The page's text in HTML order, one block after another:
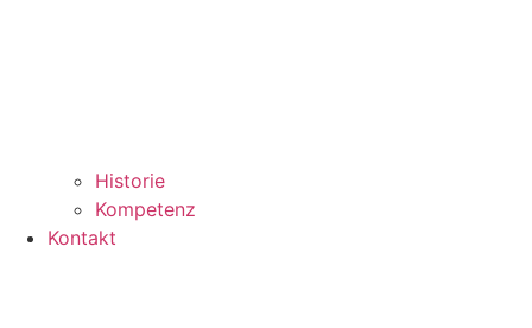
Historie
Kompetenz
Kontakt